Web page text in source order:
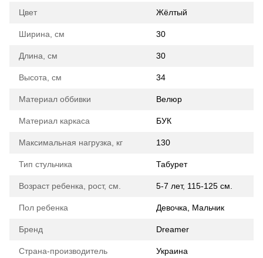
Цвет Жёлтый
Ширина, см 30
Длина, см 30
Высота, см 34
Материал оббивки Велюр
Материал каркаса БУК
Максимальная нагрузка, кг 130
Тип стульчика Табурет
Возраст ребенка, рост, см. 5-7 лет, 115-125 см.
Пол ребенка Девочка, Мальчик
Бренд Dreamer
Страна-производитель Украина